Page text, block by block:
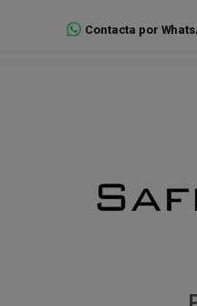
Contacta por